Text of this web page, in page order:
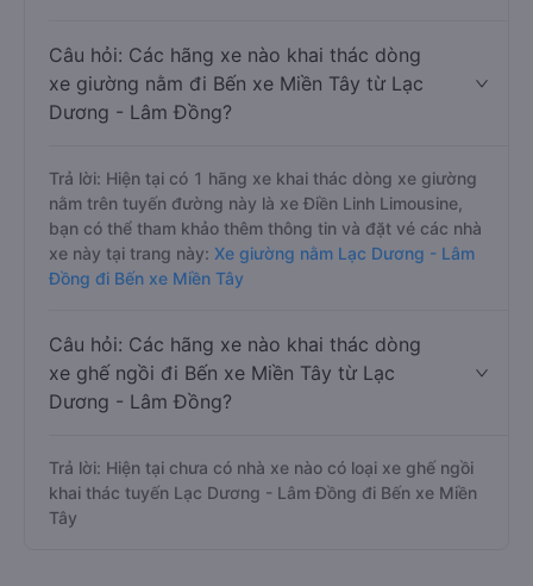
Câu hỏi: Các hãng xe nào khai thác dòng
xe giường nằm đi Bến xe Miền Tây từ Lạc
Dương - Lâm Đồng?
Trả lời: Hiện tại có 1 hãng xe khai thác dòng xe giường
nằm trên tuyến đường này là xe Điền Linh Limousine,
bạn có thể tham khảo thêm thông tin và đặt vé các nhà
xe này tại trang này: Xe giường nằm Lạc Dương - Lâm
Đồng đi Bến xe Miền Tây
Câu hỏi: Các hãng xe nào khai thác dòng
xe ghế ngồi đi Bến xe Miền Tây từ Lạc
Dương - Lâm Đồng?
Trả lời: Hiện tại chưa có nhà xe nào có loại xe ghế ngồi
khai thác tuyến Lạc Dương - Lâm Đồng đi Bến xe Miền
Tây